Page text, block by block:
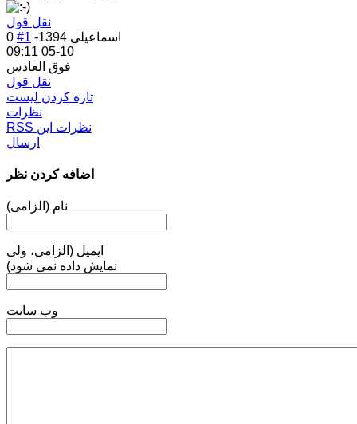
نقل قول
0 #1 اسماعیلی
1394-
10-05 09:11
فوق العادس
نقل قول
تازه کردن لیست
نظرات
RSS نظرات این
ارسال
اضافه کردن نظر
نام (الزامی)
ایمیل (الزامی، ولی
نمایش داده نمی شود)
وب سایت